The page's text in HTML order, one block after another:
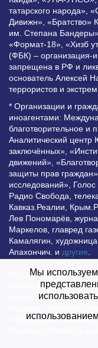
татарского народа»,
Дивижн», «Братство»
им. Степана
«Формат-18», «Хизб
(ФБК) – организация-
запрещена в РФ и
основатель Алексей
террористов и
* Организации и
иноагентами:
благотворительное
Аналитический
заключённых»,
движений»,
защиты прав
исследований»,
Радио Свобода,
Кавказ.Реалии,
Лев Пономарёв,
Маркелов, главред
Камалягин,
Апахончич. и другие.
Все права защищены
использование
наличия активной
Редакция не несет
информации,
Мы